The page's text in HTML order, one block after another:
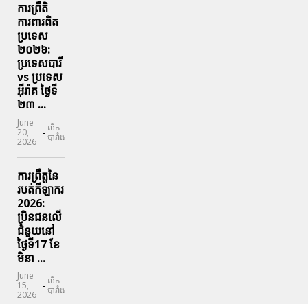
ការព្រឹតិ
ការពារ​ពិត
ប្រទេស
២០២៦:
ប្រទេសបារី
vs ប្រទេស
អ៊ីរ៉ាគ ថ្ងៃទី​
២៣ ...
June
20,
2026
- លីក
បារាំង
ការព្រឹត្តនៃ
របត់កីឡាករ
2026:
ប្រិនជនលើ
ជំនួយនៅ
ថ្ងៃទី17 ខែ
មិនា ...
June
15,
2026
- លីក
បារាំង